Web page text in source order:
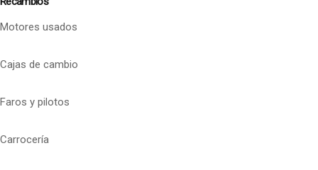
Motores usados
Cajas de cambio
Faros y pilotos
Carrocería